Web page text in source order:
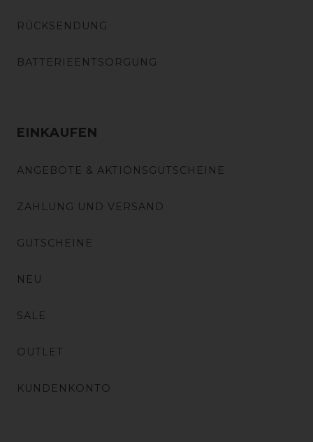
RÜCKSENDUNG
BATTERIEENTSORGUNG
EINKAUFEN
ANGEBOTE & AKTIONSGUTSCHEINE
ZAHLUNG UND VERSAND
GUTSCHEINE
NEU
SALE
OUTLET
KUNDENKONTO